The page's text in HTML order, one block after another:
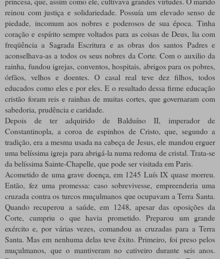
reinou com justiça e solidariedade. Possuía um elevado senso de
piedade, incomum aos nobres e poderosos de sua época. Tinha
coração e espírito sempre voltados para as coisas de Deus, lia com
freqüência a Sagrada Escritura e as obras dos santos Padres e
aconselhava-as a todos os seus nobres da Corte. Com o auxilio da
rainha, fundou igrejas, conventos, hospitais, abrigos para os pobres,
órfãos, velhos e doentes. O casal real teve dez filhos, todos
educados como eles e por eles. E o resultado dessa firme educação
cristão foram reis e rainhas de muitas cortes, que governaram com
sabedoria, prudência e caridade.
Depois de ter adquirido de Balduíno II, imperador de
Constantinopla, a coroa de espinhos de Cristo, que, segundo a
tradição, era a mesma usada na cabeça de Jesus, ele mandou erguer
uma belíssima igreja para abrigá-la numa redoma de cristal. Trata-se
da belíssima Sainte-Chapelle, que pode ser visitada em Paris.
Acometido de uma grave doença, em 1245 Luís IX quase morreu.
Então, fez uma promessa: caso sobrevivesse, empreenderia uma
cruzada contra os turcos muçulmanos que ocupavam a Terra Santa.
Quando recuperou a saúde, em 1248, apesar das oposições da
Corte, cumpriu o que havia prometido. Preparou um grande
exército e, por várias vezes, comandou as cruzadas para a Terra
Santa. Mas em nenhuma delas teve êxito. Primeiro, foi preso pelos
muçulmanos, que o mantiveram no cativeiro durante seis anos.